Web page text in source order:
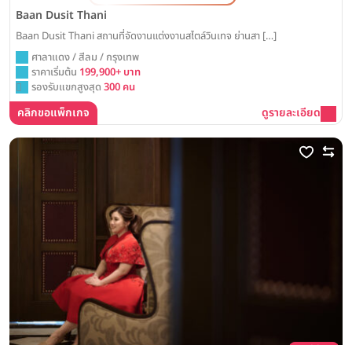
Baan Dusit Thani
Baan Dusit Thani สถานที่จัดงานแต่งงานสไตล์วินเทจ ย่านสา […]
ศาลาแดง / สีลม / กรุงเทพ
ราคาเริ่มต้น 199,900+ บาท
รองรับแขกสูงสุด 300 คน
คลิกขอแพ็กเกจ ดูรายละเอียด